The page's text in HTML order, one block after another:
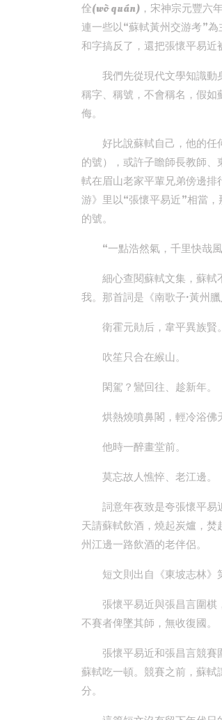
佺(wò quán)，宋神宗元豐六
連一些以“蘇軾黃州交游考”
和字搞反了，還把張懷平易近
我們先從現代文學知識
稱字、稱號，不會稱名，假
侮。
好比說蘇軾自己，他的
的號），或許子瞻師長教師
軾在眉山老家平輩兄弟傍邊
游》里以“張懷平易近”相當
的號。
“一點浩然氣，千里快哉
細心查閱蘇軾文集，蘇
我。那首詞是《南歌子·黃州
衛霍元勛后，韋平異族賢。
吹笙只合在緱山。
閑駕？鸞回往、趁新年。
烘熱燒噴鼻閣，輕冷浴佛
他時一醉畫堂前。
莫忘故人憔悴、老江邊。
詞意年夜致是夸張懷平
天請蘇軾飲酒，燒起炭爐，
州江邊一路飲酒的老伴侶。
短文則出自《東坡志林》
張懷平易近與張昌言圍
不賽者俾墜其師，無收復國。
張懷平易近和張昌言競
蘇軾吃一頓。競賽之前，蘇
分。